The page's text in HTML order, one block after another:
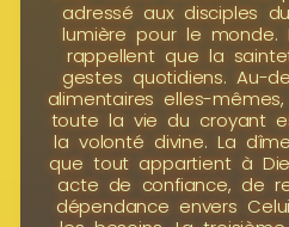
adressé aux disciples
lumière pour le monde.
rappellent que la
gestes quotidiens. Au-
alimentaires elles-
toute la vie du croyant
la volonté divine. La
que tout appartient à
acte de confiance, de
dépendance envers